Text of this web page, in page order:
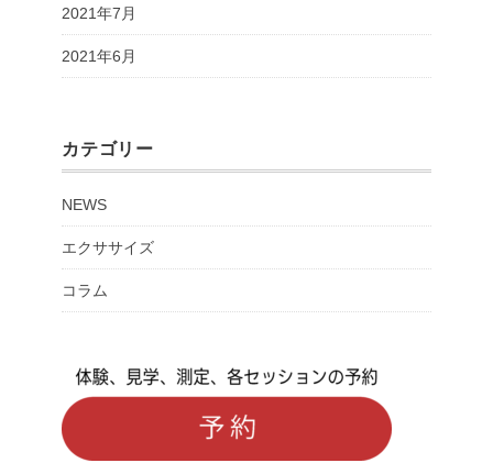
2021年7月
2021年6月
カテゴリー
NEWS
エクササイズ
コラム